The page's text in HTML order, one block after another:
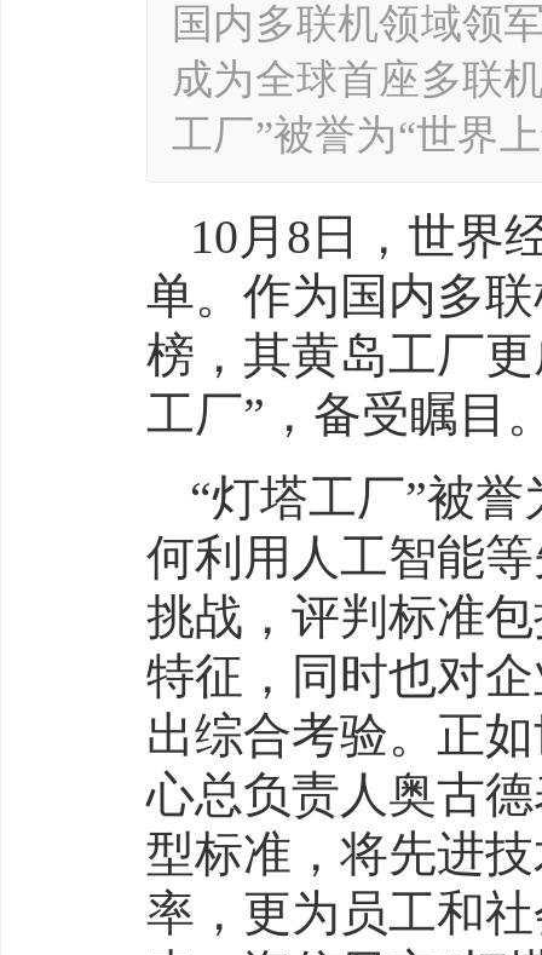
国内多联机领域领
成为全球首座多联
工厂”被誉为“世界
10月8日，世界
单。作为国内多
榜，其黄岛工厂
工厂”，备受瞩目
“灯塔工厂”被
何利用人工智能
挑战，评判标准
特征，同时也对
出综合考验。正
心总负责人奥古
型标准，将先进
率，更为员工和